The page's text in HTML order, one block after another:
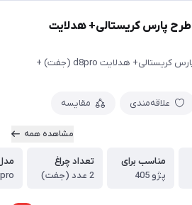
چراغ اسپرت جلو پژو 405 طرح پارس کریستالی+ هدلایت
چراغ اسپرت جلو پژو 405 طرح پارس کریستالی+ هدلایت d8pro (جفت) +
علاقه‌مندی مقایسه
مشاهده همه
مناسب برای
پژو 405
تعداد چراغ
2 عدد (جفت)